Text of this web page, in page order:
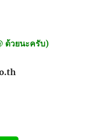
ด้วยนะครับ)